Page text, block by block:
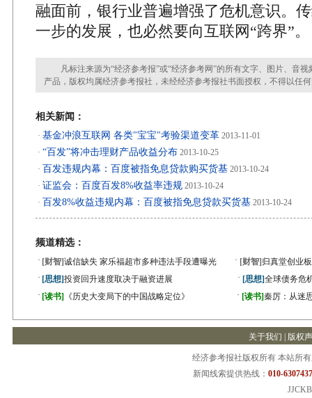
融面前，银行业普遍增强了危机意识。
一步的发展，也必然要向互联网“跨界”。
凡标注来源为“经济参考报”或“经济参考网”的所有文字、图片、音视
产品，版权均属经济参考报社，未经经济参考报社书面授权，不得以任
相关新闻：
· 基金冲浪互联网 各类"宝宝"考验渠道变革 2013-11-01
· “百发”将冲击理财产品收益分布 2013-10-25
· 百发违规内幕：百度被指免息贷款购买货基 2013-10-24
· 证监会：百度百发8%收益率违规 2013-10-24
· 百发8%收益违规内幕：百度被指免息贷款买货基 2013-10-24
频道精选：
· [财智]诚信缺失 家乐福超市多种违法手段遭曝光 · [财智] 归真堂创业
· [思想]投资回升速度取决于融资进展 · [思想]全球债务危
· [读书] 《历史大变局下的中国战略定位》 · [读书]秦厉：从迷
关于我们 版权
经济参考报社版权所有 本站所
新闻线索提供热线： 010-